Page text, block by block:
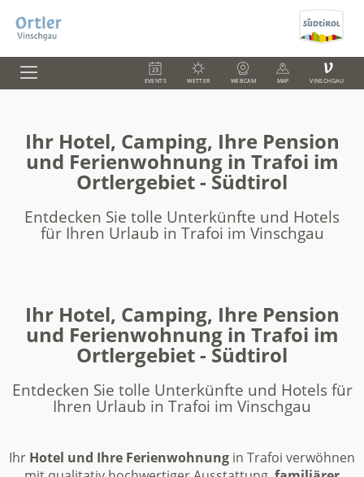
EVENTS WETTER WEBCAM MAP
V
VINSCHGAU
Ihr Hotel, Camping, Ihre Pension
und Ferienwohnung in Trafoi im
Ortlergebiet - Südtirol
Entdecken Sie tolle Unterkünfte und Hotels
für Ihren Urlaub in Trafoi im Vinschgau
Ihr Hotel, Camping, Ihre Pension
und Ferienwohnung in Trafoi im
Ortlergebiet - Südtirol
Entdecken Sie tolle Unterkünfte und Hotels für
Ihren Urlaub in Trafoi im Vinschgau
Ihr Hotel und Ihre Ferienwohnung in Trafoi verwöhnen